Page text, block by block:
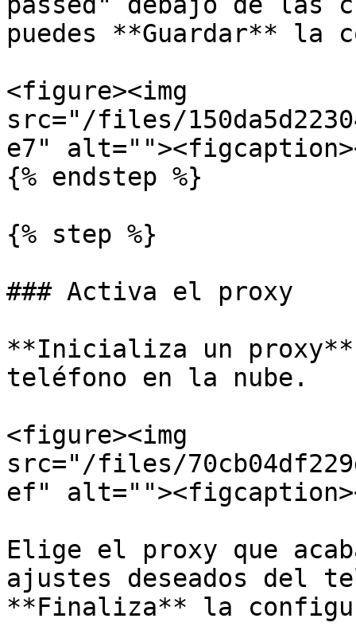
puedes **Guardar** la
<figure><img
src="/files/
e7"
{% endstep %}
{% step %}
### Activa el proxy
**Inicializa un proxy**
teléfono en la nube.
<figure><img
src="/files/
ef"
Elige el proxy que
ajustes deseados del
**Finaliza** la